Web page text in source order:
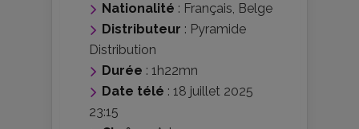
Nationalité : Français, Belge
Distributeur : Pyramide
Distribution
Durée : 1h22mn
Date télé : 18 juillet 2025
23:15